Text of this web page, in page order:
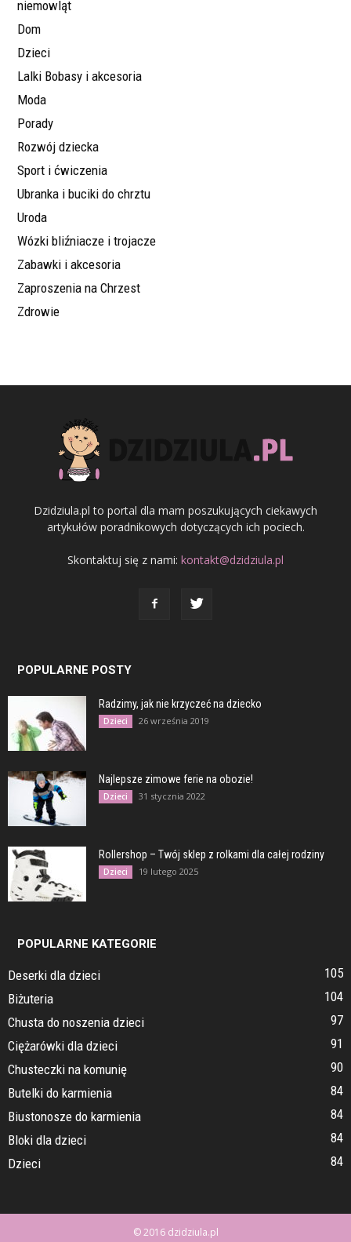
niemowląt
Dom
Dzieci
Lalki Bobasy i akcesoria
Moda
Porady
Rozwój dziecka
Sport i ćwiczenia
Ubranka i buciki do chrztu
Uroda
Wózki bliźniacze i trojacze
Zabawki i akcesoria
Zaproszenia na Chrzest
Zdrowie
Dzidziula.pl to portal dla mam poszukujących ciekawych
artykułów poradnikowych dotyczących ich pociech.
Skontaktuj się z nami: kontakt@dzidziula.pl
POPULARNE POSTY
Radzimy, jak nie krzyczeć na dziecko
Dzieci 26 września 2019
Najlepsze zimowe ferie na obozie!
Dzieci 31 stycznia 2022
Rollershop – Twój sklep z rolkami dla całej rodziny
Dzieci 19 lutego 2025
POPULARNE KATEGORIE
Deserki dla dzieci
105
Biżuteria
104
Chusta do noszenia dzieci
97
Ciężarówki dla dzieci
91
Chusteczki na komunię
90
Butelki do karmienia
84
Biustonosze do karmienia
84
Bloki dla dzieci
84
Dzieci
84
© 2016 dzidziula.pl